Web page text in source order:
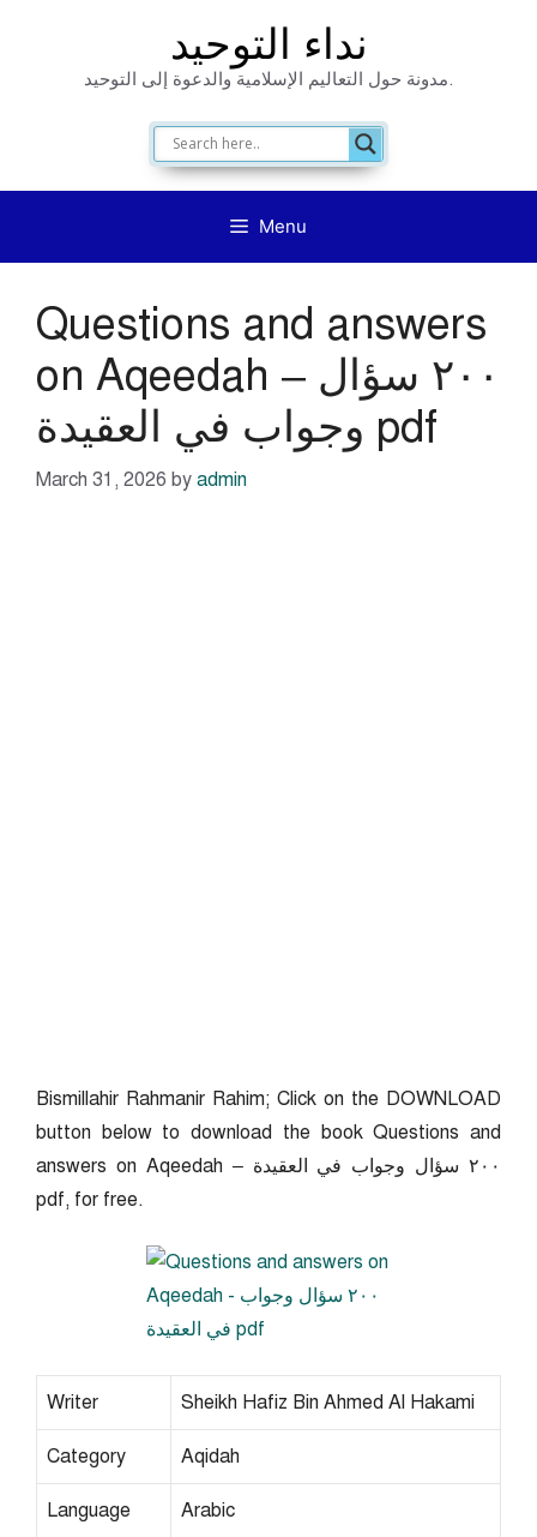
نداء التوحيد
مدونة حول التعاليم الإسلامية والدعوة إلى التوحيد.
Menu
Questions and answers
on Aqeedah – ٢٠٠ سؤال
وجواب في العقيدة pdf
March 31, 2026 by admin
Bismillahir Rahmanir Rahim; Click on the DOWNLOAD
button below to download the book Questions and
answers on Aqeedah – ٢٠٠ سؤال وجواب في العقيدة
pdf, for free.
Writer Sheikh Hafiz Bin Ahmed Al Hakami
Category Aqidah
Language Arabic